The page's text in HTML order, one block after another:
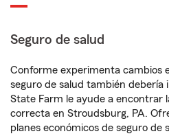
Seguro de salud
Conforme experimenta cambios
seguro de salud también debería
State Farm le ayude a encontrar
correcta en Stroudsburg, PA.
planes económicos de seguro de